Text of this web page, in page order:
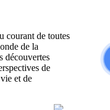
courant de toutes
de la
découvertes
de
et de